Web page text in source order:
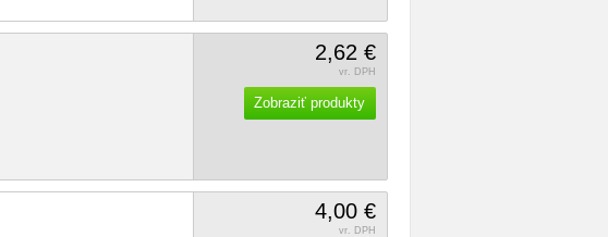
2,62 €
vr. DPH
Zobraziť produkty
4,00 €
vr. DPH